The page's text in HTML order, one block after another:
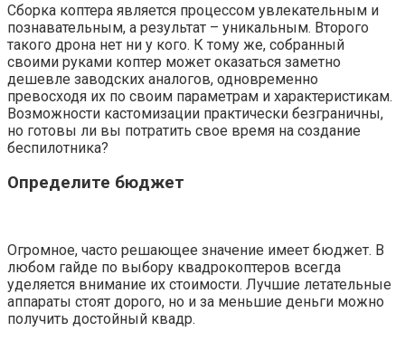
Сборка коптера является процессом увлекательным и
познавательным, а результат – уникальным. Второго
такого дрона нет ни у кого. К тому же, собранный
своими руками коптер может оказаться заметно
дешевле заводских аналогов, одновременно
превосходя их по своим параметрам и характеристикам.
Возможности кастомизации практически безграничны,
но готовы ли вы потратить свое время на создание
беспилотника?
Определите бюджет
Огромное, часто решающее значение имеет бюджет. В
любом гайде по выбору квадрокоптеров всегда
уделяется внимание их стоимости. Лучшие летательные
аппараты стоят дорого, но и за меньшие деньги можно
получить достойный квадр.